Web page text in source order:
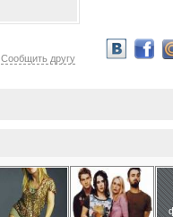
Сообщить другу